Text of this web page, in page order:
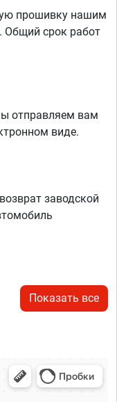
прошивку нашим
Общий срок работ
отправляем вам
виде.
заводской
Показать все